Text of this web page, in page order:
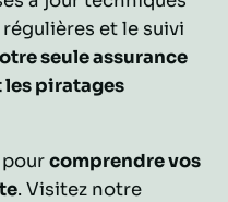
et le suivi
seule assurance
les piratages
pourcomprendre vos
. Visitez notre